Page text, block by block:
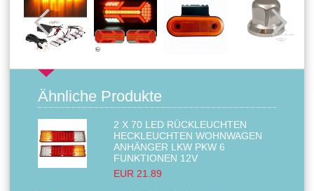
Ähnliche Produkte
2 X 70 LED RÜCKLEUCHTEN
HECKLEUCHTEN WOHNWAGEN
ANHÄNGER LKW PKW 6
FUNKTIONEN 12V
EUR 21.89